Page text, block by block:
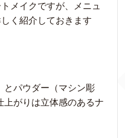
メイクですが、メニュ
く紹介しておきます
とパウダー（マシン彫
上がりは立体感のあるナ